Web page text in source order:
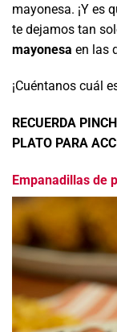
mayonesa. ¡Y es
te dejamos tan
mayonesa en las
¡Cuéntanos cuál
RECUERDA
PLATO PARA
Empanadillas de